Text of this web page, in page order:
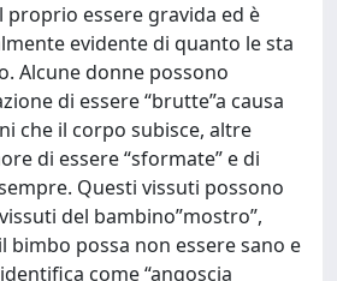
essere gravida ed è
evidente di quanto le sta
Alcune donne possono
di essere “brutte”a causa
che il corpo subisce, altre
di essere “sformate” e di
Questi vissuti possono
del bambino”mostro”,
bimbo possa non essere sano e
come “angoscia